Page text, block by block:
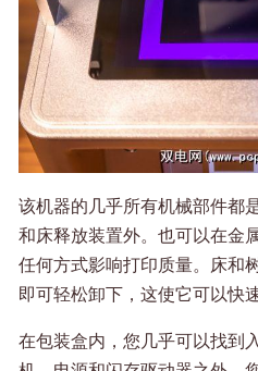
该机器的几乎所有机械部件都
和床释放装置外。也可以在金
任何方式影响打印质量。床和
即可轻松卸下，这使它可以快
在包装盒内，您几乎可以找到